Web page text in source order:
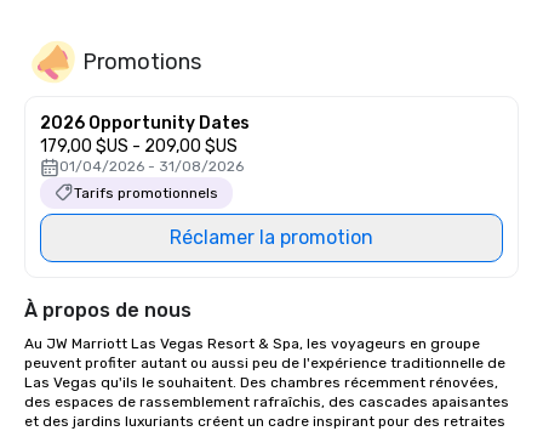
Promotions
2026 Opportunity Dates
179,00 $US - 209,00 $US
01/04/2026 - 31/08/2026
Tarifs promotionnels
Réclamer la promotion
À propos de nous
Au JW Marriott Las Vegas Resort & Spa, les voyageurs en groupe
peuvent profiter autant ou aussi peu de l'expérience traditionnelle de
Las Vegas qu'ils le souhaitent. Des chambres récemment rénovées,
des espaces de rassemblement rafraîchis, des cascades apaisantes
et des jardins luxuriants créent un cadre inspirant pour des retraites